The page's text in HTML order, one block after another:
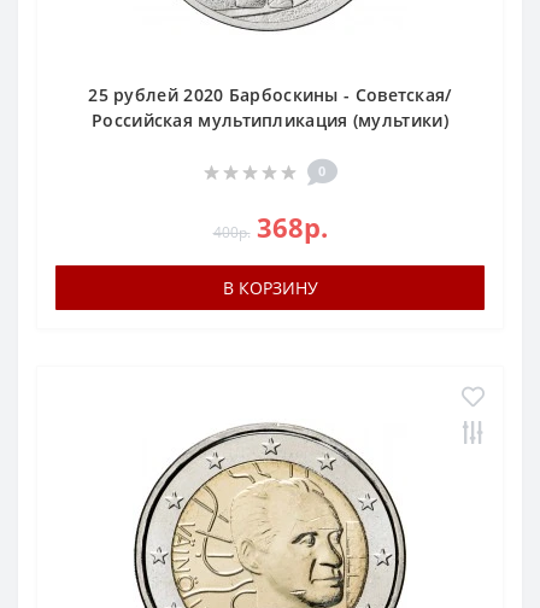
25 рублей 2020 Барбоскины - Советская/
Российская мультипликация (мультики)
0
400р. 368р.
В КОРЗИНУ